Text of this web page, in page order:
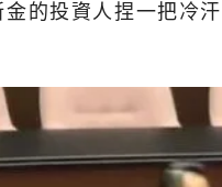
的投資人捏一把冷